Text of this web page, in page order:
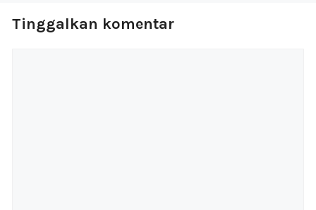
Tinggalkan komentar